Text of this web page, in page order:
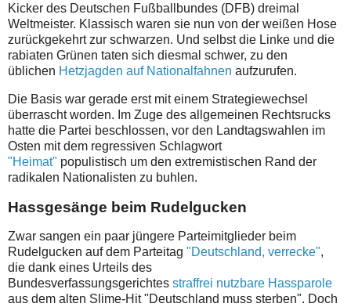
Kicker des Deutschen Fußballbundes (DFB) dreimal
Weltmeister. Klassisch waren sie nun von der weißen Hose
zurückgekehrt zur schwarzen. Und selbst die Linke und die
rabiaten Grünen taten sich diesmal schwer, zu den
üblichen Hetzjagden auf Nationalfahnen aufzurufen.
Die Basis war gerade erst mit einem Strategiewechsel
überrascht worden. Im Zuge des allgemeinen Rechtsrucks
hatte die Partei beschlossen, vor den Landtagswahlen im
Osten mit dem regressiven Schlagwort
"Heimat" populistisch um den extremistischen Rand der
radikalen Nationalisten zu buhlen.
Hassgesänge beim Rudelgucken
Zwar sangen ein paar jüngere Parteimitglieder beim
Rudelgucken auf dem Parteitag "Deutschland, verrecke",
die dank eines Urteils des
Bundesverfassungsgerichtes straffrei nutzbare Hassparole
aus dem alten Slime-Hit "Deutschland muss sterben". Doch